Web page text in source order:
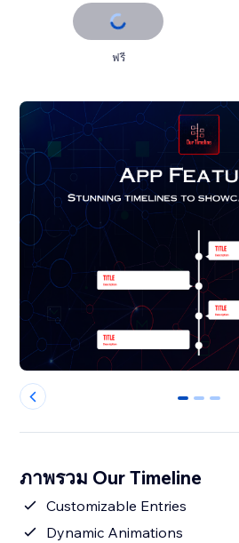
ฟรี
0 1 2
ภาพรวม Our Timeline
Customizable Entries
Dynamic Animations